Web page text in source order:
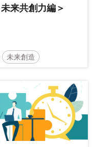
来共創力編＞
未来創造